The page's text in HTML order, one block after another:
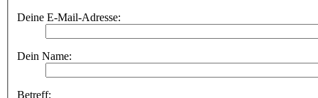
Deine E-Mail-Adresse:
Dein Name:
Betreff: